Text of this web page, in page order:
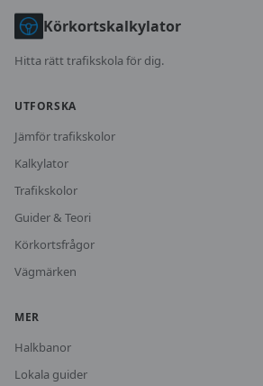
Körkortskalkylator
Hitta rätt trafikskola för dig.
UTFORSKA
Jämför trafikskolor
Kalkylator
Trafikskolor
Guider & Teori
Körkortsfrågor
Vägmärken
MER
Halkbanor
Lokala guider